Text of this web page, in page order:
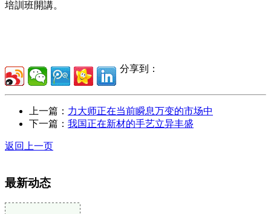
培訓班開講。
分享到：
上一篇： 力大师正在当前瞬息万变的市场中
下一篇： 我国正在新材的手艺立异丰盛
返回上一页
最新动态